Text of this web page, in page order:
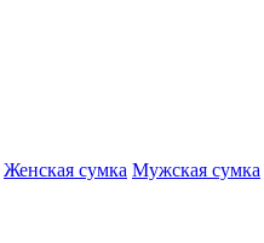
Женская сумка Мужская сумка